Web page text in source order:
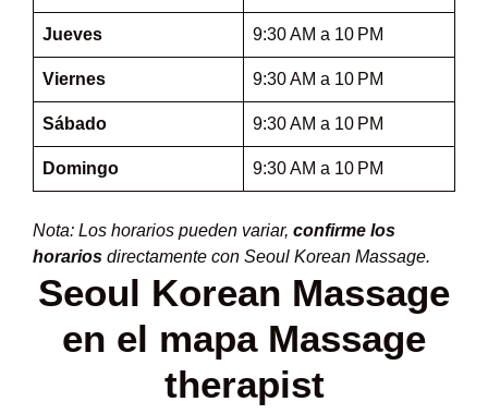
Jueves 9:30 AM a 10 PM
Viernes 9:30 AM a 10 PM
Sábado 9:30 AM a 10 PM
Domingo 9:30 AM a 10 PM
Nota: Los horarios pueden variar, confirme los
horarios directamente con Seoul Korean Massage.
Seoul Korean Massage
en el mapa Massage
therapist